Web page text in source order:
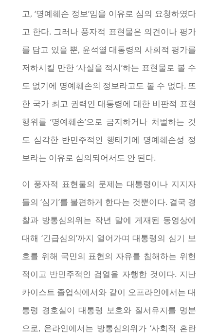
고, ‘명예훼손 정보’임을 이유로 심의 요청하였다
고 한다. 그러나 풍자적 표현물은 의견이나 평가
를 담고 있을 뿐, 윤석열 대통령의 사회적 평가를
저하시킬 만한 ‘사실을 적시’하는 표현물로 볼 수
도 없기에 명예훼손의 정보라고도 볼 수 없다. 또
한 국가 최고 권력인 대통령에 대한 비판적 표현
행위를 ‘명예훼손’으로 금지하거나 처벌하는 것
도 심각한 반민주적인 행태기에 명예훼손성 정
보라는 이유로 심의되어서도 안 된다.
이 풍자적 표현물의 문제는 대통령이나 지지자
들의 ‘심기’를 불편하게 한다는 것뿐이다. 결국 경
찰과 방통심의위는 작년 말에 게재된 동영상에
대해 ‘긴급심의’까지 열어가며 대통령의 심기 보
호를 위해 국민의 표현의 자유를 침해하는 위헌
적이고 반민주적인 검열을 자행한 것이다. 지난
카이스트 졸업식에서와 같이 오프라인에서는 대
통령 경호실이 대통령 보호와 질서유지를 명분
으로, 온라인에서는 방통심의위가 ‘사회적 혼란